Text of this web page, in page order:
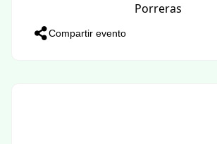
Porreras
Compartir evento